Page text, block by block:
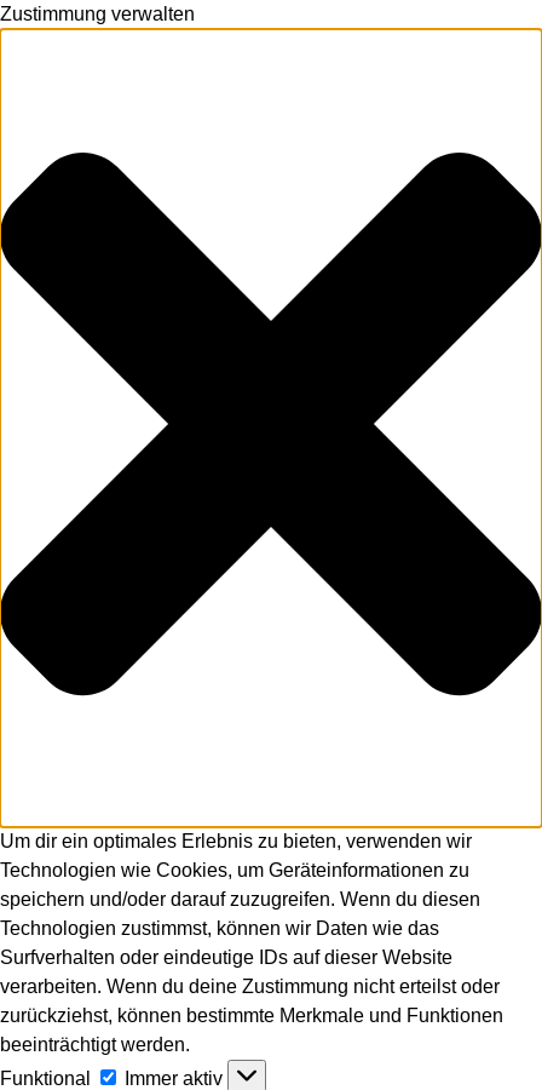
Zustimmung verwalten
Um dir ein optimales Erlebnis zu bieten, verwenden wir
Technologien wie Cookies, um Geräteinformationen zu
speichern und/oder darauf zuzugreifen. Wenn du diesen
Technologien zustimmst, können wir Daten wie das
Surfverhalten oder eindeutige IDs auf dieser Website
verarbeiten. Wenn du deine Zustimmung nicht erteilst oder
zurückziehst, können bestimmte Merkmale und Funktionen
beeinträchtigt werden.
Funktional
Funktional
Immer aktiv